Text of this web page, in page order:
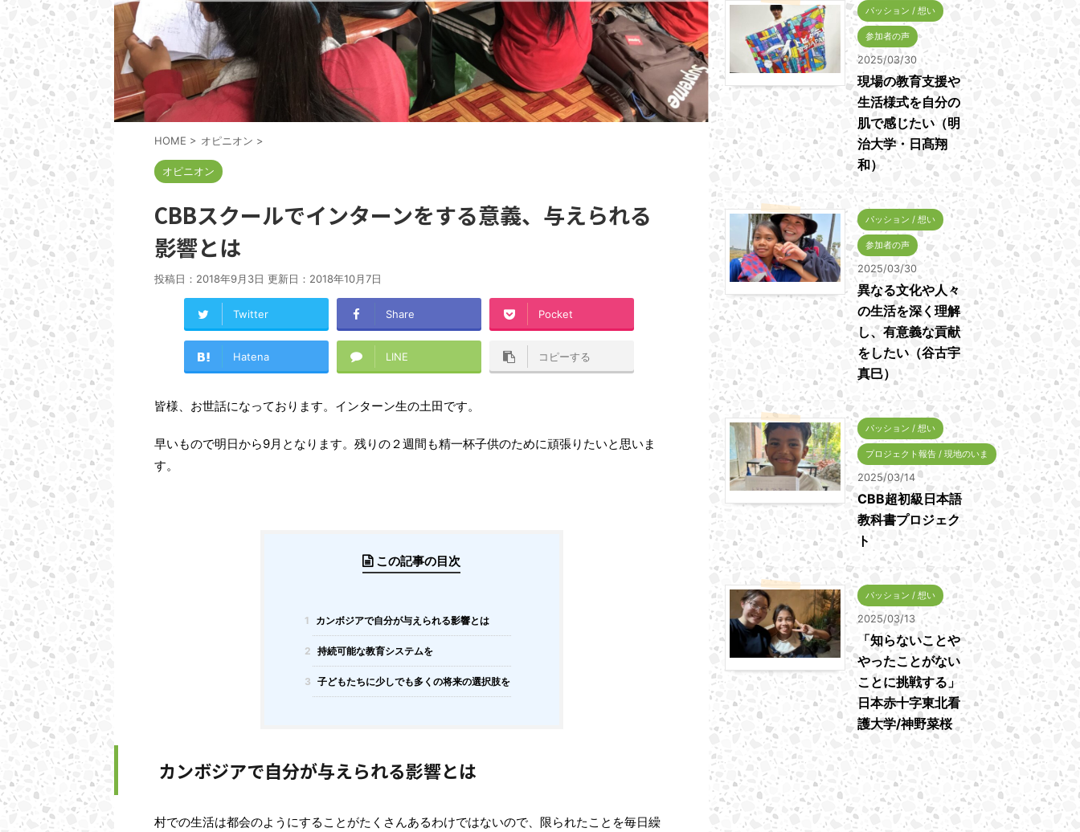
HOME > オピニオン >
オピニオン
CBBスクールでインターンをする意義、与えられる
影響とは
投稿日：2018年9月3日 更新日： 2018年10月7日
Twitter Share Pocket
Hatena LINE コピーする
皆様、お世話になっております。インターン生の土田です。
早いもので明日から9月となります。残りの２週間も精一杯子供のために頑張りたいと思いま
す。
この記事の目次
1 カンボジアで自分が与えられる影響とは
2 持続可能な教育システムを
3 子どもたちに少しでも多くの将来の選択肢を
カンボジアで自分が与えられる影響とは
村での生活は都会のようにすることがたくさんあるわけではないので、限られたことを毎日繰
パッション / 想い
参加者の声
2025/03/30
現場の教育支援や
生活様式を自分の
肌で感じたい（明
治大学・日髙翔
和）
パッション / 想い
参加者の声
2025/03/30
異なる文化や人々
の生活を深く理解
し、有意義な貢献
をしたい（谷古宇
真巳）
パッション / 想い
プロジェクト報告 / 現地のいま
2025/03/14
CBB超初級日本語
教科書プロジェク
ト
パッション / 想い
2025/03/13
「知らないことや
やったことがない
ことに挑戦する」
日本赤十字東北看
護大学/神野菜桜